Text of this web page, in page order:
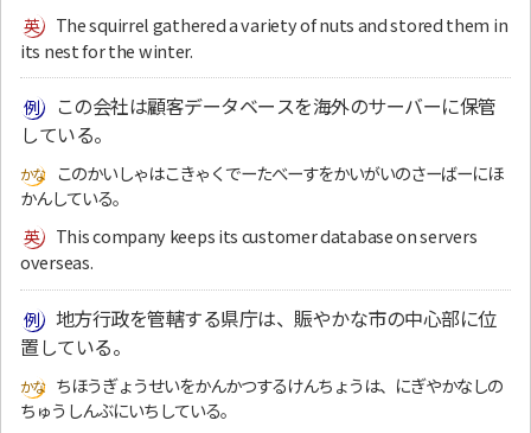
The squirrel gathered a variety of nuts and stored them in
its nest for the winter.
この会社は顧客データベースを海外のサーバーに保管
している。
このかいしゃはこきゃくでーたべーすをかいがいのさーばーにほ
かんしている。
This company keeps its customer database on servers
overseas.
地方行政を管轄する県庁は、賑やかな市の中心部に位
置している。
ちほうぎょうせいをかんかつするけんちょうは、にぎやかなしの
ちゅうしんぶにいちしている。